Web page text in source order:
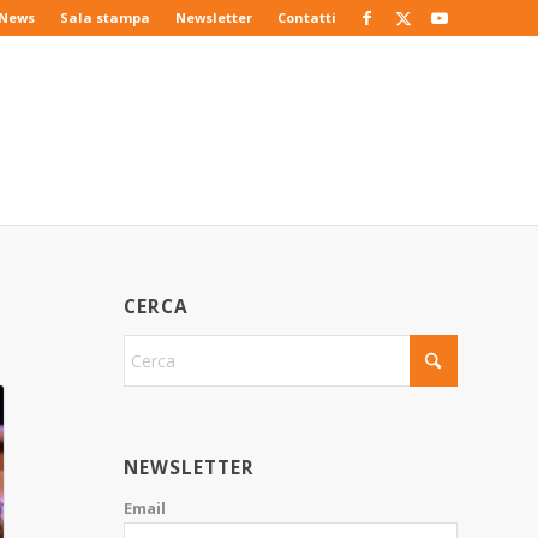
Sala stampa Newsletter Contatti
CERCA
NEWSLETTER
Email